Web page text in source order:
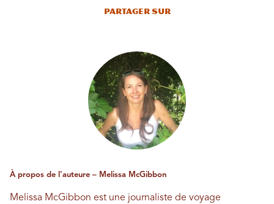
Partager sur
À propos de l'auteure – Melissa McGibbon
Melissa McGibbon est une journaliste de voyage